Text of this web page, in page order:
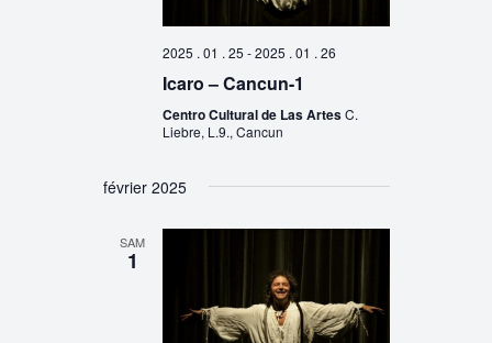
2025 . 01 . 25 -2025 . 01 . 26
Icaro – Cancun-1
Centro Cultural de Las ArtesC.
Liebre, L.9., Cancun
février 2025
SAM
1